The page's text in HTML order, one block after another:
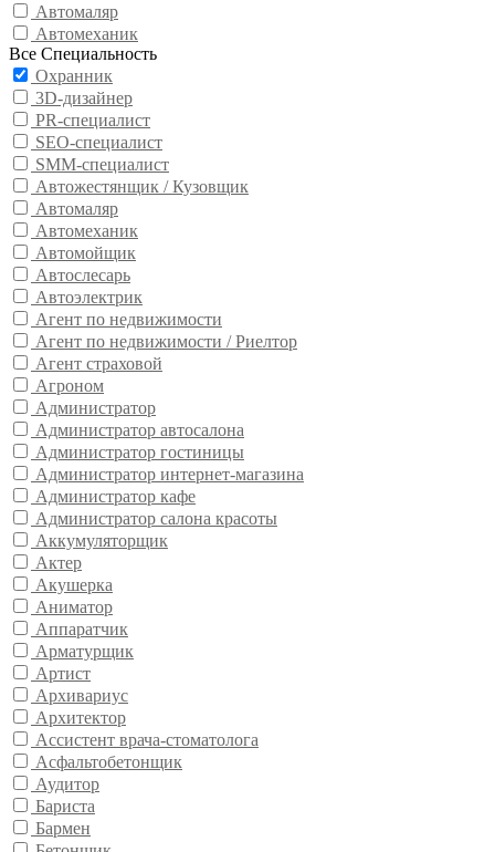
Автомаляр
Автомеханик
Все Специальность
Охранник
3D-дизайнер
PR-специалист
SEO-специалист
SMM-специалист
Автожестянщик / Кузовщик
Автомаляр
Автомеханик
Автомойщик
Автослесарь
Автоэлектрик
Агент по недвижимости
Агент по недвижимости / Риелтор
Агент страховой
Агроном
Администратор
Администратор автосалона
Администратор гостиницы
Администратор интернет-магазина
Администратор кафе
Администратор салона красоты
Аккумуляторщик
Актер
Акушерка
Аниматор
Аппаратчик
Арматурщик
Артист
Архивариус
Архитектор
Ассистент врача-стоматолога
Асфальтобетонщик
Аудитор
Бариста
Бармен